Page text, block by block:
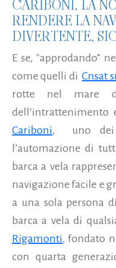
CARIBONI, LA
RENDERE LA
DIVERTENTE,
E se, "approdando”
come quelli di Cnsat
rotte nel mare
dell’intrattenimento
Cariboni,
uno
’automazione di
barca a vela
navigazione facile e
a una sola persona
barca a vela di
Rigamonti, fondato
con quarta